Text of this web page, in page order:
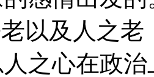
老以及人之
之心在政